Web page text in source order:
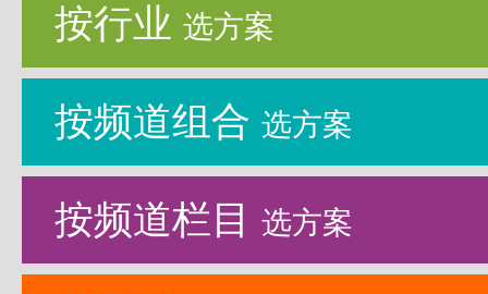
按行业 选方案
按频道组合 选方案
按频道栏目 选方案